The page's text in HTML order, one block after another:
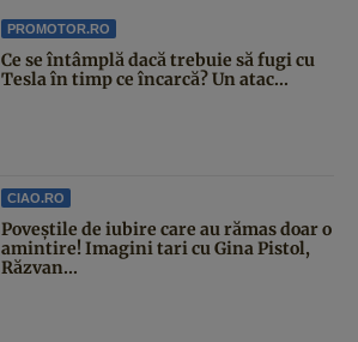
PROMOTOR.RO
Ce se întâmplă dacă trebuie să fugi cu
Tesla în timp ce încarcă? Un atac...
CIAO.RO
Poveştile de iubire care au rămas doar o
amintire! Imagini tari cu Gina Pistol,
Răzvan...